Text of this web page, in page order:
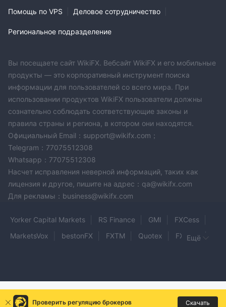
Помощь по VPS Деловое сотрудничество
Региональное подразделение
Вы посещаете сайт WikiFX. Вебсайт WikiFX и его мобильные
продукты — это корпоративный инструмент поиска
информации для пользователей со всего мира. При
использовании продуктов WikiFX пользователи должны
сознательно соблюдать соответствующие законы и
правила страны и региона, в котором они находятся.
Официальный Email：support@wikifx.com；
Telegram：77075512308
Whatsapp：77075512308
Насчет исправления неверной информаций, таких как
лицензия и другое, пишите на адрес：qa@wikifx.com
Для рекламы：business@wikifx.com
Yorker Capital Markets RS Finance GMI
FXCess
MarketsVox
bestonFX FXTM Quotex
FX Neo
BRFX
Elite Fx Investment
TRADECIRCLE HUB
XPRESSFOREX
Ещё
Проверить регуляцию брокеров Скачать